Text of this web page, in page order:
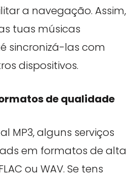
a navegação. Assim,
tuas músicas
sincronizá-las com
dispositivos.
de qualidade
MP3, alguns serviços
em formatos de alta
ou WAV. Se tens